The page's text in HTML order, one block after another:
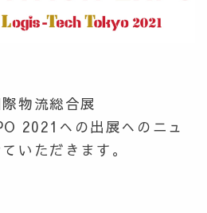
物流総合展
2021への出展へのニュ
いただきます。